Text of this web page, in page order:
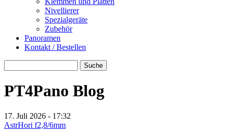
Nivellierer
Spezialgeräte
Zubehör
Panoramen
Kontakt / Bestellen
PT4Pano Blog
17. Juli 2026 - 17:32
AstrHori f2,8/6mm